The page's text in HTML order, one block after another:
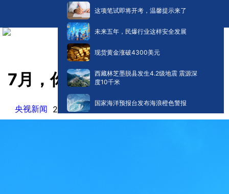
这项笔试即将开考，温馨提示来了
未来五年，民爆行业这样安全发展
现货黄金涨破4300美元
西藏林芝墨脱县发生4.2级地震 震源深
度10千米
国家海洋预报台发布海浪橙色警报
7月，你好！
央视新闻 2025-07-01 08:32阅读:0